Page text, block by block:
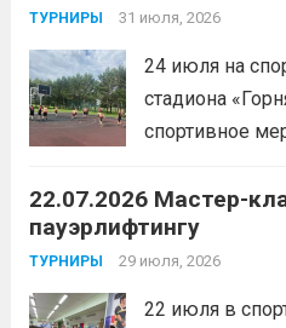
Шабалин
Всеволод3
Александра
ТУРНИРЫ 31 июля, 2026
24 июля на
стадиона
спортивное
«хоккей».
22.07.2026 Мастер-
пауэрлифтингу
ТУРНИРЫ 29 июля, 2026
22 июля в